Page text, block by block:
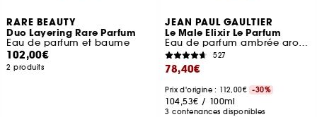
RARE BEAUTY
Duo Layering Rare Parfum
Eau de parfum et baume
102,00€
2 produits
JEAN PAUL GAULTIER
Le Male Elixir Le Parfum
Eau de parfum ambrée aromatique boisée
527
78,40€
Prix d'origine : 112,00€ -30%
104,53€ / 100ml
3 contenances disponibles